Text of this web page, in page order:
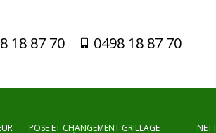
18 87 70 0498 18 87 70
POSE ET CHANGEMENT GRILLAGE